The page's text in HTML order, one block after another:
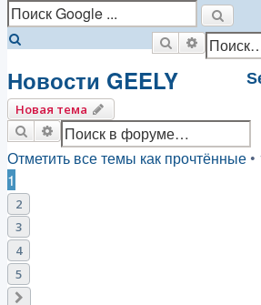
Поиск
Новости GEELY
Новая тема
Поиск Расширенный поиск
Отметить все темы как прочтённые
1
2
3
4
5